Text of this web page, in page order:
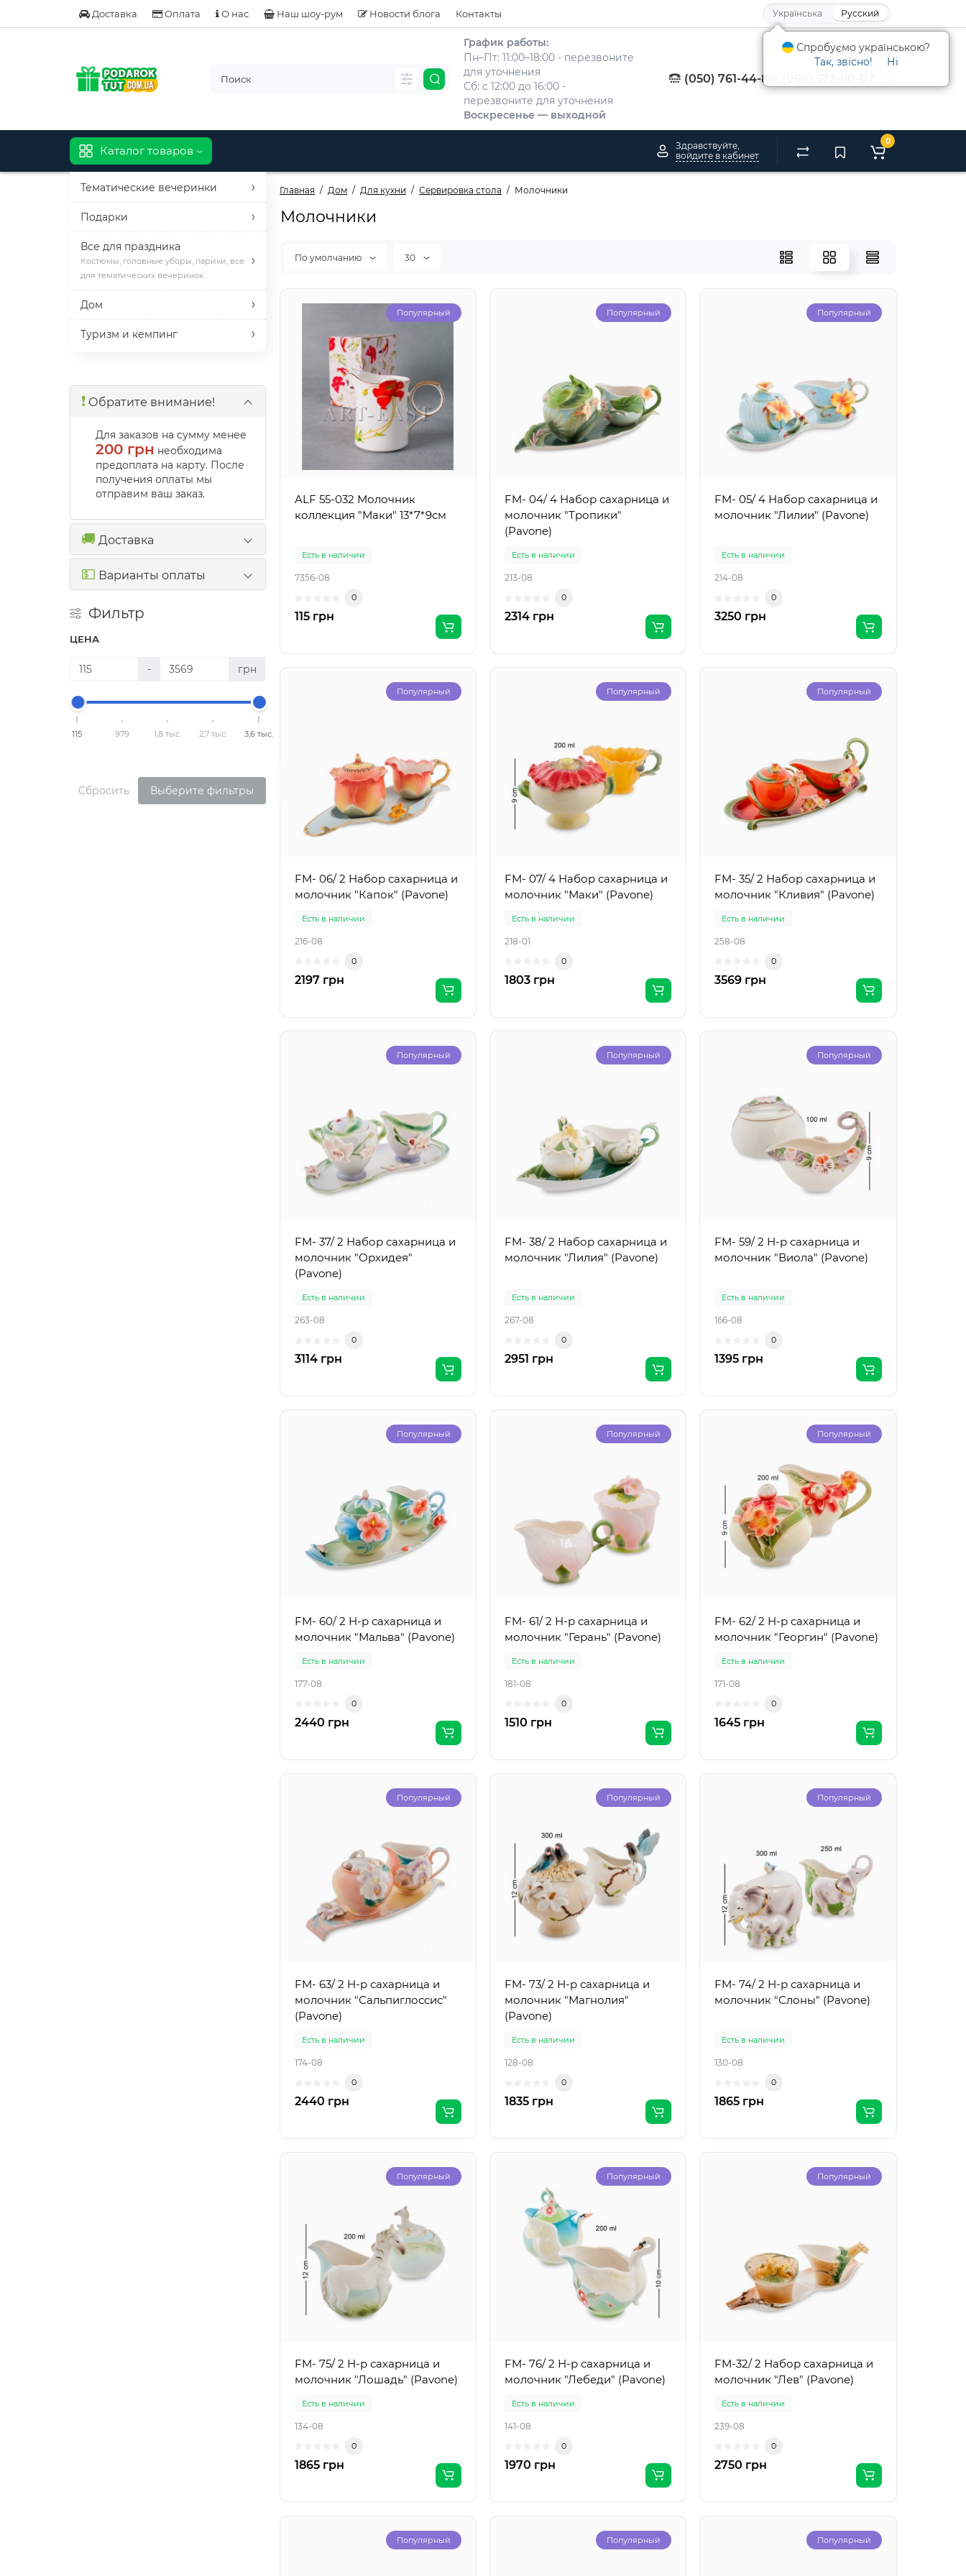
Доставка Оплата О нас Наш шоу-рум Новости блога Контакты Українська Русский
График работы:
Пн–Пт: 11:00–18:00 - перезвоните
для уточнения
Сб: с 12:00 до 16:00 -
перезвоните для уточнения
Воскресенье — выходной
(050) 761-44-80; (066) 573-80-07
Каталог товаров
Тематические вечеринки
Подарки
Все для праздника
Костюмы, головные уборы, парики, все
для тематических вечеринок
Дом
Туризм и кемпинг
Здравствуйте,
войдите в кабинет
0
Главная Дом Для кухни Сервировка стола Молочники
❗️ Обратите внимание!
Для заказов на сумму менее
200 грн необходима
предоплата на карту. После
получения оплаты мы
отправим ваш заказ.
🚚 Доставка
💵 Варианты оплаты
Фильтр
ЦЕНА
- грн
115 979 1,8 тыс. 2,7 тыс. 3,6 тыс.
Сбросить Выберите фильтры
Молочники
По умолчанию 30
Популярный
ALF 55-032 Молочник
коллекция "Маки" 13*7*9см
Есть в наличии
7356-08
0
115 грн
Популярный
FM- 04/ 4 Набор сахарница и
молочник "Тропики"
(Pavone)
Есть в наличии
213-08
0
2314 грн
Популярный
FM- 05/ 4 Набор сахарница и
молочник "Лилии" (Pavone)
Есть в наличии
214-08
0
3250 грн
Популярный
FM- 06/ 2 Набор сахарница и
молочник "Капок" (Pavone)
Есть в наличии
216-08
0
2197 грн
Популярный
FM- 07/ 4 Набор сахарница и
молочник "Маки" (Pavone)
Есть в наличии
218-01
0
1803 грн
Популярный
FM- 35/ 2 Набор сахарница и
молочник "Кливия" (Pavone)
Есть в наличии
258-08
0
3569 грн
Популярный
FM- 37/ 2 Набор сахарница и
молочник "Орхидея"
(Pavone)
Есть в наличии
263-08
0
3114 грн
Популярный
FM- 38/ 2 Набор сахарница и
молочник "Лилия" (Pavone)
Есть в наличии
267-08
0
2951 грн
Популярный
FM- 59/ 2 Н-р сахарница и
молочник "Виола" (Pavone)
Есть в наличии
166-08
0
1395 грн
Популярный
FM- 60/ 2 Н-р сахарница и
молочник "Мальва" (Pavone)
Есть в наличии
177-08
0
2440 грн
Популярный
FM- 61/ 2 Н-р сахарница и
молочник "Герань" (Pavone)
Есть в наличии
181-08
0
1510 грн
Популярный
FM- 62/ 2 Н-р сахарница и
молочник "Георгин" (Pavone)
Есть в наличии
171-08
0
1645 грн
Популярный
FM- 63/ 2 Н-р сахарница и
молочник "Сальпиглоссис"
(Pavone)
Есть в наличии
174-08
0
2440 грн
Популярный
FM- 73/ 2 Н-р сахарница и
молочник "Магнолия"
(Pavone)
Есть в наличии
128-08
0
1835 грн
Популярный
FM- 74/ 2 Н-р сахарница и
молочник "Слоны" (Pavone)
Есть в наличии
130-08
0
1865 грн
Популярный
FM- 75/ 2 Н-р сахарница и
молочник "Лошадь" (Pavone)
Есть в наличии
134-08
0
1865 грн
Популярный
FM- 76/ 2 Н-р сахарница и
молочник "Лебеди" (Pavone)
Есть в наличии
141-08
0
1970 грн
Популярный
FM-32/ 2 Набор сахарница и
молочник "Лев" (Pavone)
Есть в наличии
239-08
0
2750 грн
Популярный Популярный Популярный
Спробуємо українською?
Так, звісно!
Ні